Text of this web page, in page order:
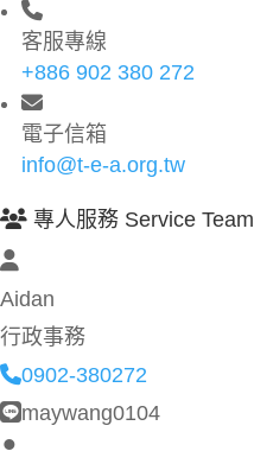
客服專線
+886 902 380 272
電子信箱
info@t-e-a.org.tw
專人服務 Service Team
Aidan
行政事務
0902-380272
maywang0104